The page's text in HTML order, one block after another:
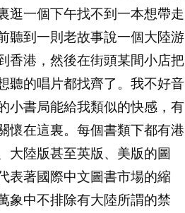
逛一個下午找不到一本想帶走
聽到一則老故事說一個大陸游
香港，然後在街頭某間小店把
聽的唱片都找齊了。我不好音
小書局能給我類似的快感，有
懷在這裏。每個書類下都有港
大陸版甚至英版、美版的圖
表著國際中文圖書市場的縮
象中不排除有大陸所謂的禁